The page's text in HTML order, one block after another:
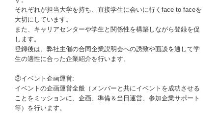
それぞれが担当大学を持ち、直接学生に会いに行くface to faceを
大切にしています。
また、キャリアセンターや学生と関係性を構築しながら登録を促
します。
登録後は、弊社主催の合同企業説明会への誘致や面談を通して学
生の適性に合った企業紹介を行います。
②イベント企画運営:
イベントの企画運営全般（メンバーと共にイベントを成功させる
ことをミッションに、企画、準備＆当日運営、参加企業サポート
等）を行います。